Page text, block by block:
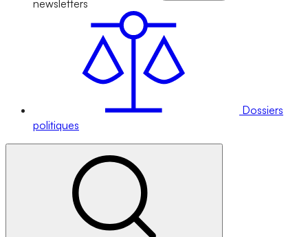
newsletters
Dossiers
politiques